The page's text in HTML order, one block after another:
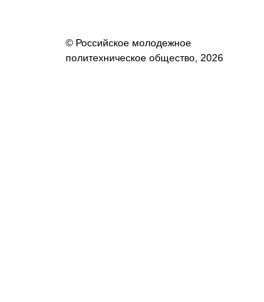
© Российское молодежное
политехническое общество, 2026